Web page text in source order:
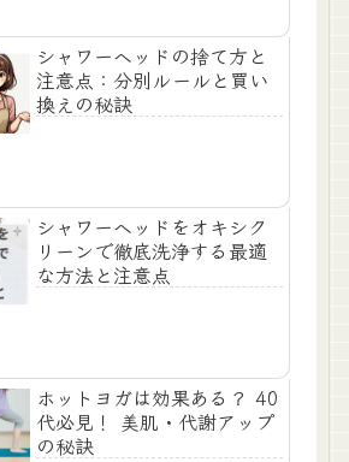
シャワーヘッドの捨て方と
注意点：分別ルールと買い
換えの秘訣
シャワーヘッドをオキシク
リーンで徹底洗浄する最適
な方法と注意点
ホットヨガは効果ある？ 40
代必見！ 美肌・代謝アップ
の秘訣